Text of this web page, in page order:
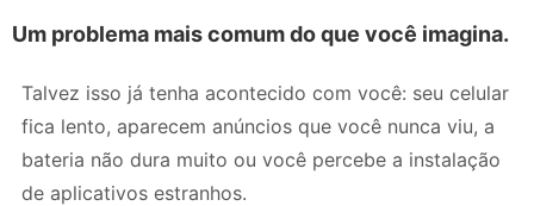
Um problema mais comum do que você imagina.
Talvez isso já tenha acontecido com você: seu celular
fica lento, aparecem anúncios que você nunca viu, a
bateria não dura muito ou você percebe a instalação
de aplicativos estranhos.